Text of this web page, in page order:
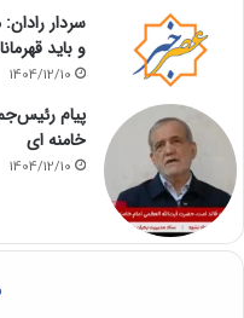
سردار
و باید
1404/12/10
پیام
خامنه ای
1404/12/10